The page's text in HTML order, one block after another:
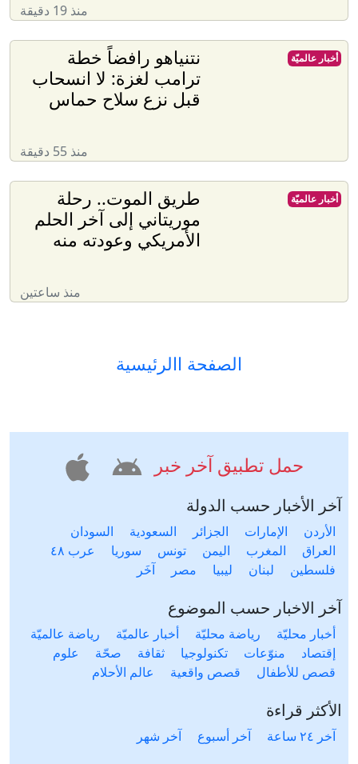
منذ 19 دقيقة
نتنياهو رافضاً خطة
ترامب لغزة: لا انسحاب
قبل نزع سلاح حماس
منذ 55 دقيقة
أخبار عالميّة
طريق الموت.. رحلة
موريتاني إلى آخر الحلم
الأمريكي وعودته منه
منذ ساعتين
أخبار عالميّة
الصفحة االرئيسية
حمل تطبيق آخر خبر
آخر الأخبار حسب الدولة
الأردن الإمارات الجزائر السعودية
السودان
العراق
المغرب اليمن تونس سوريا
عرب ٤٨
فلسطين
لبنان ليبيا مصر آخَر
آخر الاخبار حسب الموضوع
أخبار محليّة رياضة محليّة أخبار عالميّة
رياضة عالميّة
إقتصاد
منوّعات تكنولوجيا ثقافة صحّة
علوم
قصص للأطفال
قصص واقعية عالم الأحلام
الأكثر قراءة
آخر ٢٤ ساعة آخر أسبوع آخر شهر